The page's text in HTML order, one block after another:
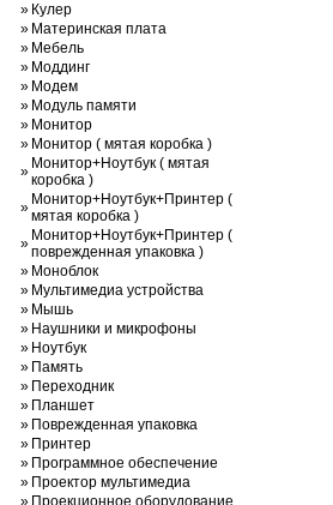
» Кулер
» Материнская плата
» Мебель
» Моддинг
» Модем
» Модуль памяти
» Монитор
» Монитор ( мятая коробка )
» Монитор+Ноутбук ( мятая
коробка )
» Монитор+Ноутбук+Принтер (
мятая коробка )
» Монитор+Ноутбук+Принтер (
поврежденная упаковка )
» Моноблок
» Мультимедиа устройства
» Мышь
» Наушники и микрофоны
» Ноутбук
» Память
» Переходник
» Планшет
» Поврежденная упаковка
» Принтер
» Программное обеспечение
» Проектор мультимедиа
» Проекционное оборудование